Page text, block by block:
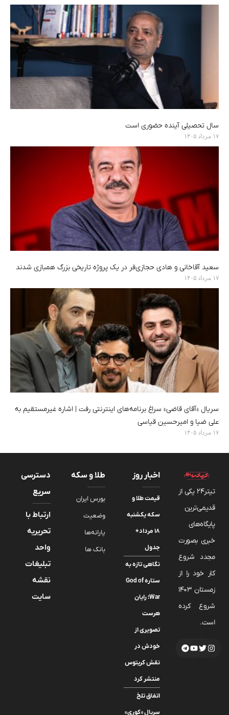
سال تحصیلی آینده حضوری است
۱۷ مرداد ۱۴۰۵
سعید آقاخانی و هادی حجازی‌فر در یک پروژه تاریخی بزرگ همبازی شدند
۱۷ مرداد ۱۴۰۵
سریال «آقای قاضی» سراغ برنامه‌های اینترنتی رفت | اشاره غیرمستقیم به
علی ضیا و امیرحسین قیاسی
۱۷ مرداد ۱۴۰۵
تیتر24 یکی از
قدیمی‌ترین
پایگاه‌های
خبری بصورت
مجدد شروع
کار خود را از
زمستان 1403
شروع کرده
است.
اخبار روز
قیمت طلا و
سکه یکشنبه
۱۸ مرداد+
جدول
نگاهی تازه به
ستاره God of
War؛ رایان
هرست
تصویری از
خودش در
نقش کریتوس
منتشر کرد
اتفاق تلخ
سریال «کوری»
طلا و سکه
بورس ایران
وضعیت
یارانه‌ها
بانک ها
دسترسی
سریع
ارتباط با
تحریریه
واحد
تبلیغات
نقشه
سایت